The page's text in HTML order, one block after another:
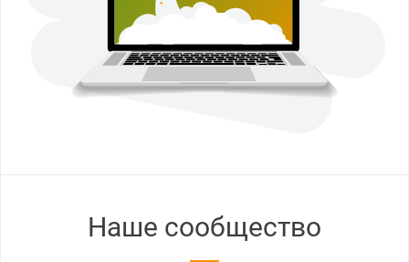
Наше сообщество